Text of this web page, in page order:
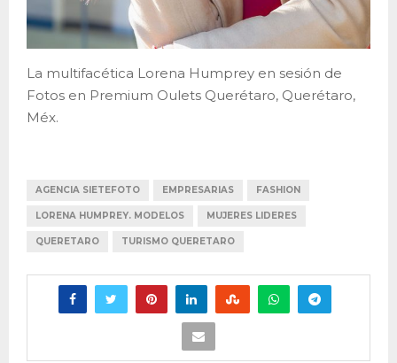
La multifacética Lorena Humprey en sesión de
Fotos en Premium Oulets Querétaro, Querétaro,
Méx.
AGENCIA SIETEFOTO EMPRESARIAS FASHION
LORENA HUMPREY. MODELOS MUJERES LIDERES
QUERETARO TURISMO QUERETARO